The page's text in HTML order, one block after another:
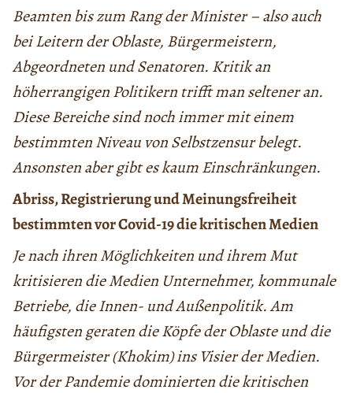
Beamten bis zum Rang der Minister – also auch
bei Leitern der Oblaste, Bürgermeistern,
Abgeordneten und Senatoren. Kritik an
höherrangigen Politikern trifft man seltener an.
Diese Bereiche sind noch immer mit einem
bestimmten Niveau von Selbstzensur belegt.
Ansonsten aber gibt es kaum Einschränkungen.
Abriss, Registrierung und Meinungsfreiheit
bestimmten vor Covid-19 die kritischen Medien
Je nach ihren Möglichkeiten und ihrem Mut
kritisieren die Medien Unternehmer, kommunale
Betriebe, die Innen- und Außenpolitik. Am
häufigsten geraten die Köpfe der Oblaste und die
Bürgermeister (Khokim) ins Visier der Medien.
Vor der Pandemie dominierten die kritischen